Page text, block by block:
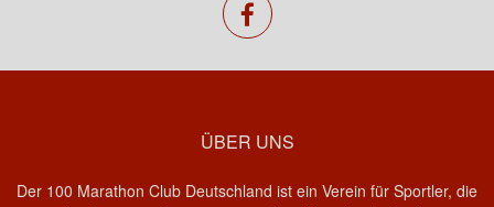
facebook
ÜBER UNS
Der 100 Marathon Club Deutschland ist ein Verein für Sportler, die